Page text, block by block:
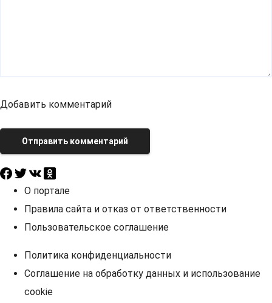
Добавить комментарий
Отправить комментарий
О портале
Правила сайта и отказ от ответственности
Пользовательское соглашение
Политика конфиденциальности
Соглашение на обработку данных и использование
cookie